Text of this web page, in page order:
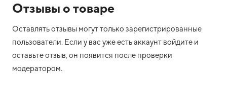
Отзывы о товаре
Оставлять отзывы могут только зарегистрированные
пользователи. Если у вас уже есть аккаунт войдите и
оставьте отзыв, он появится после проверки
модератором.